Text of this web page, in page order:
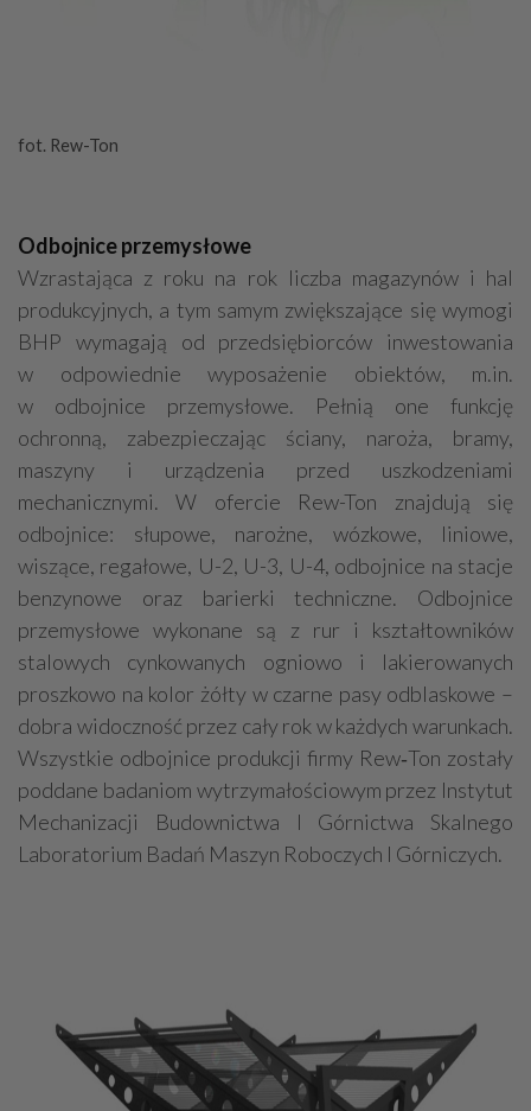
fot. Rew-Ton
Odbojnice przemysłowe
Wzrastająca z roku na rok liczba magazynów i hal
produkcyjnych, a tym samym zwiększające się wymogi
BHP wymagają od przedsiębiorców inwestowania
w odpowiednie wyposażenie obiektów, m.in.
w odbojnice przemysłowe. Pełnią one funkcję
ochronną, zabezpieczając ściany, naroża, bramy,
maszyny i urządzenia przed uszkodzeniami
mechanicznymi. W ofercie Rew-Ton znajdują się
odbojnice: słupowe, narożne, wózkowe, liniowe,
wiszące, regałowe, U-2, U-3, U-4, odbojnice na stacje
benzynowe oraz barierki techniczne. Odbojnice
przemysłowe wykonane są z rur i kształtowników
stalowych cynkowanych ogniowo i lakierowanych
proszkowo na kolor żółty w czarne pasy odblaskowe –
dobra widoczność przez cały rok w każdych warunkach.
Wszystkie odbojnice produkcji firmy Rew‑Ton zostały
poddane badaniom wytrzymałościowym przez Instytut
Mechanizacji Budownictwa I Górnictwa Skalnego
Laboratorium Badań Maszyn Roboczych I Górniczych.